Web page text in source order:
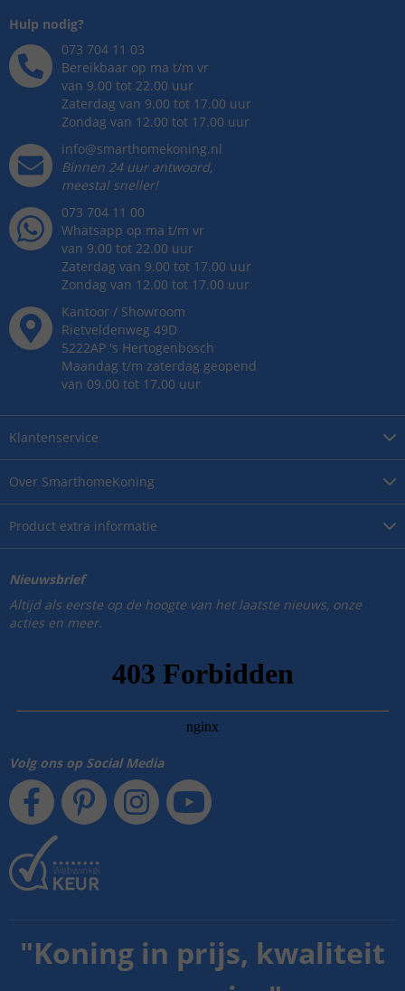
Over SmarthomeKoning
Product extra informatie
Klantenservice
Hulp nodig?
073 704 11 03
Bereikbaar op ma t/m vr
van 9.00 tot 22.00 uur
Zaterdag van 9.00 tot 17.00 uur
Zondag van 12.00 tot 17.00 uur
info@smarthomekoning.nl
Binnen 24 uur antwoord,
meestal sneller!
073 704 11 00
Whatsapp op ma t/m vr
van 9.00 tot 22.00 uur
Zaterdag van 9.00 tot 17.00 uur
Zondag van 12.00 tot 17.00 uur
Kantoor / Showroom
Rietveldenweg 49D
5222AP 's Hertogenbosch
Maandag t/m zaterdag geopend
van 09.00 tot 17.00 uur
Nieuwsbrief
Altijd als eerste op de hoogte van het laatste nieuws, onze
acties en meer.
Volg ons op Social Media
"Koning in prijs, kwaliteit